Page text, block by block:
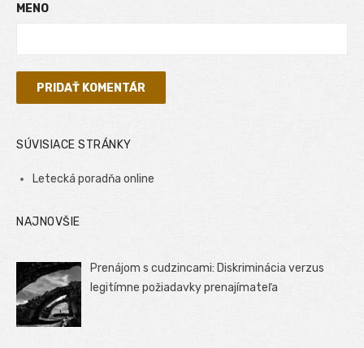
MENO
SÚVISIACE STRÁNKY
Letecká poradňa online
NAJNOVŠIE
Prenájom s cudzincami: Diskriminácia verzus
legitímne požiadavky prenajímateľa